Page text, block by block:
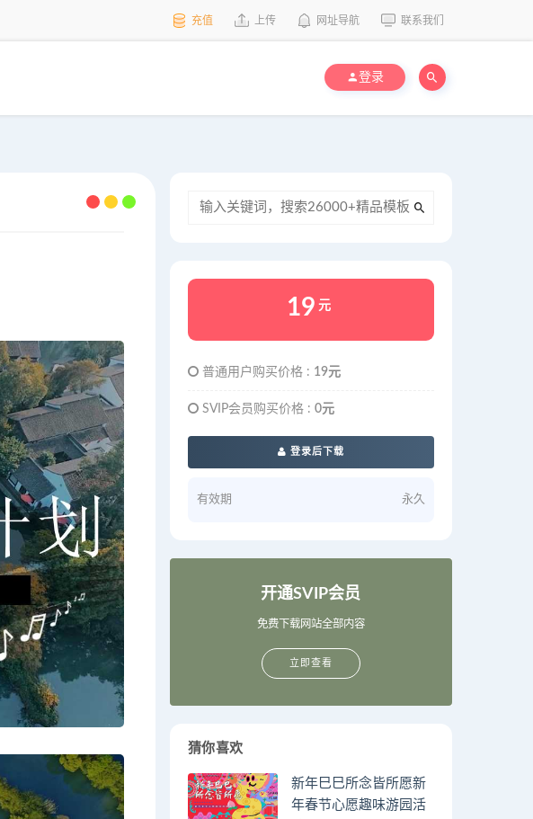
充值 上传 网址导航 联系我们
登录
19 元
普通用户购买价格 : 19元
SVIP会员购买价格 : 0元
登录后下载
有效期 永久
开通SVIP会员
免费下载网站全部内容
立即查看
猜你喜欢
新年巳巳所念皆所愿新
年春节心愿趣味游园活